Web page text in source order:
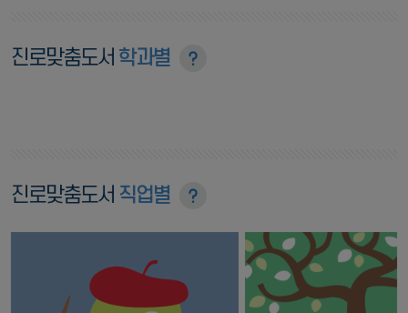
진로맞춤도서 학과별
진로맞춤도서 직업별